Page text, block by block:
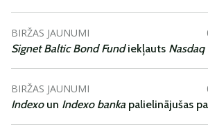
BIRŽAS JAUNUMI
Signet Baltic Bond Fundiekļauts Nasdaq
BIRŽAS JAUNUMI
Indexoun Indexo banka palielinājušas